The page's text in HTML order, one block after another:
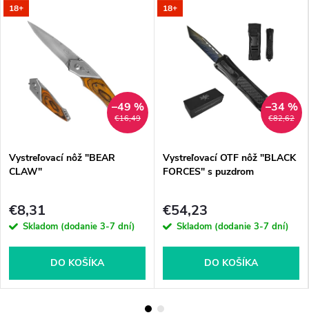
18+
€16,49
–49 %
Vystreľovací nôž "BEAR
CLAW"
€8,31
Skladom (dodanie 3-7 dní)
DO KOŠÍKA
18+
€82,62
–34 %
Vystreľovací OTF nôž "BLACK
FORCES" s puzdrom
€54,23
Skladom (dodanie 3-7 dní)
DO KOŠÍKA